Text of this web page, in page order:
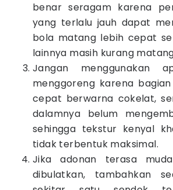
benar seragam karena
yang terlalu jauh dapat
bola matang lebih cepat
lainnya masih kurang
Jangan menggunakan
menggoreng karena
cepat berwarna cokelat,
dalamnya belum
sehingga tekstur kenyal
tidak terbentuk maksimal.
Jika adonan terasa
dibulatkan, tambahkan